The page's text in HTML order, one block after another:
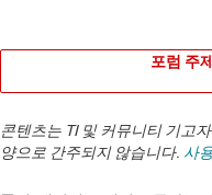
포럼 주
콘텐츠는 TI 및 커뮤니티 기고
양으로 간주되지 않습니다. 사